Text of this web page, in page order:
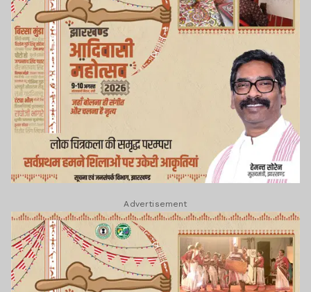
Advertisement